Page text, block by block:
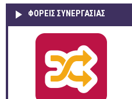
ΦΟΡΕΙΣ ΣΥΝΕΡΓΑΣΙΑΣ